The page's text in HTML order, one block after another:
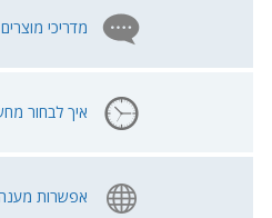
מדריכי
איך לבחור
אפשרות